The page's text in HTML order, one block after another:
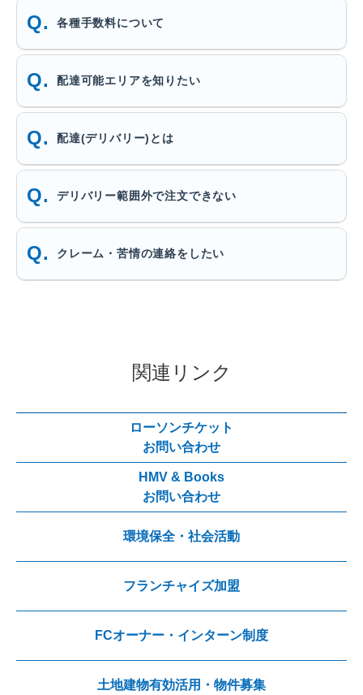
各種手数料について
配達可能エリアを知りたい
配達(デリバリー)とは
デリバリー範囲外で注文できない
クレーム・苦情の連絡をしたい
関連リンク
ローソンチケット
お問い合わせ
HMV & Books
お問い合わせ
環境保全・社会活動
フランチャイズ加盟
FCオーナー・インターン制度
土地建物有効活用・物件募集